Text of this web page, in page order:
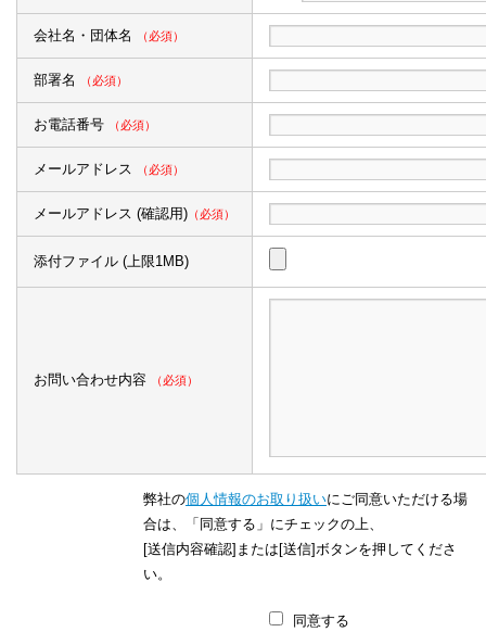
会社名・団体名 （必須）
部署名 （必須）
お電話番号 （必須）
メールアドレス （必須）
メールアドレス (確認用) （必須）
添付ファイル (上限1MB)
お問い合わせ内容 （必須）
弊社の個人情報のお取り扱いにご同意いただける場
合は、「同意する」にチェックの上、
[送信内容確認]または[送信]ボタンを押してくださ
い。
同意する